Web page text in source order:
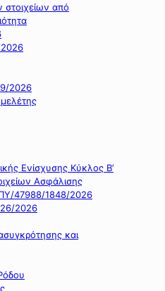
στοιχείων από
2026
Ενίσχυσης Κύκλος Β’
Ασφάλισης
47988/1848/2026
2026
και